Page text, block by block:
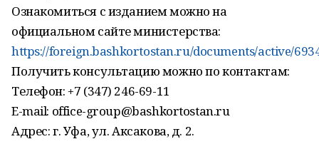
Ознакомиться с изданием можно на
официальном сайте министерства:
https://foreign.bashkortostan.ru/documents/active/
Получить консультацию можно по контактам:
Телефон: +7 (347) 246-69-11
E-mail: office-group@bashkortostan.ru
Адрес: г. Уфа, ул. Аксакова, д. 2.